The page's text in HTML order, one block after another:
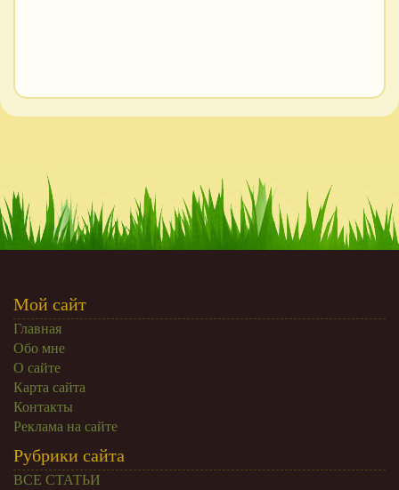
Мой сайт
Главная
Обо мне
О сайте
Карта сайта
Контакты
Реклама на сайте
Рубрики сайта
ВСЕ СТАТЬИ